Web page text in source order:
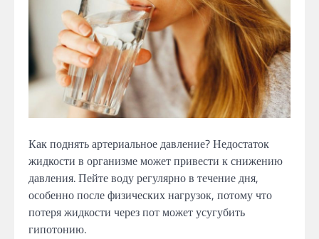
Как поднять артериальное давление? Недостаток
жидкости в организме может привести к снижению
давления. Пейте воду регулярно в течение дня,
особенно после физических нагрузок, потому что
потеря жидкости через пот может усугубить
гипотонию.